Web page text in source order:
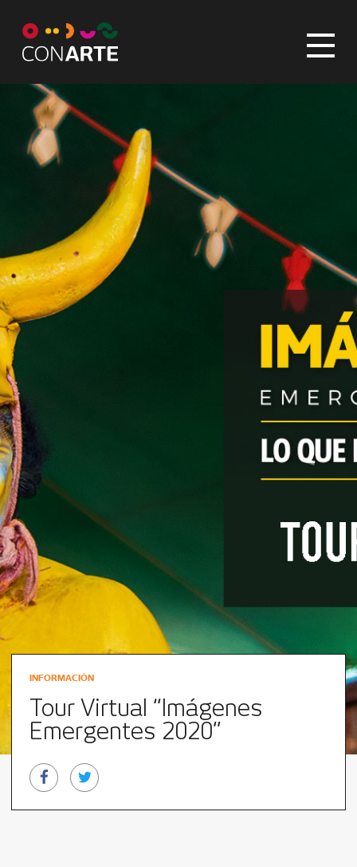
INFORMACIÓN
Tour Virtual “Imágenes
Emergentes 2020”